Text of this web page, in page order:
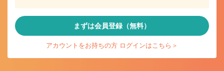
まずは会員登録（無料）
アカウントをお持ちの方 ログインはこちら＞